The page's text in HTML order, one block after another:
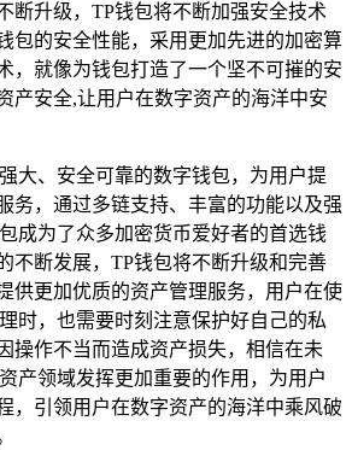
断升级，TP钱包将不断加强安全技术
包的安全性能，采用更加先进的加密算
，就像为钱包打造了一个坚不可摧的安
产安全,让用户在数字资产的海洋中安
大、安全可靠的数字钱包，为用户提
务，通过多链支持、丰富的功能以及强
成为了众多加密货币爱好者的首选钱
不断发展，TP钱包将不断升级和完善
供更加优质的资产管理服务，用户在使
时，也需要时刻注意保护好自己的私
操作不当而造成资产损失，相信在未
产领域发挥更加重要的作用，为用户
，引领用户在数字资产的海洋中乘风破